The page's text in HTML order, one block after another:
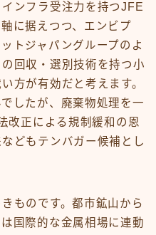
ンフラ受注力を持つJFE
に据えつつ、エンビプ
トジャパングループのよ
回収・選別技術を持つ小
方が有効だと考えます。
したが、廃棄物処理を一
改正による規制緩和の恩
どもテンバガー候補とし
ものです。都市鉱山から
国際的な金属相場に連動